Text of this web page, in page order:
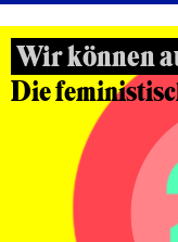
Wir können
Die